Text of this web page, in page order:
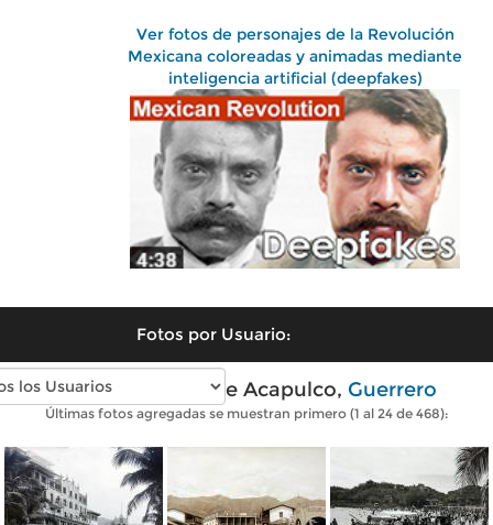
Ver fotos de personajes de la Revolución
Mexicana coloreadas y animadas mediante
inteligencia artificial (deepfakes)
Fotos por Usuario:
Fotos antiguas de Acapulco, Guerrero
Últimas fotos agregadas se muestran primero (1 al 24 de 468):